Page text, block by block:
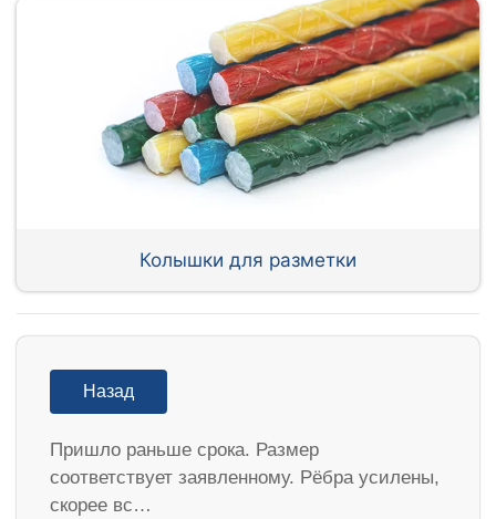
Колышки для разметки
Назад
Пришло раньше срока. Размер
соответствует заявленному. Рёбра усилены,
скорее вс…